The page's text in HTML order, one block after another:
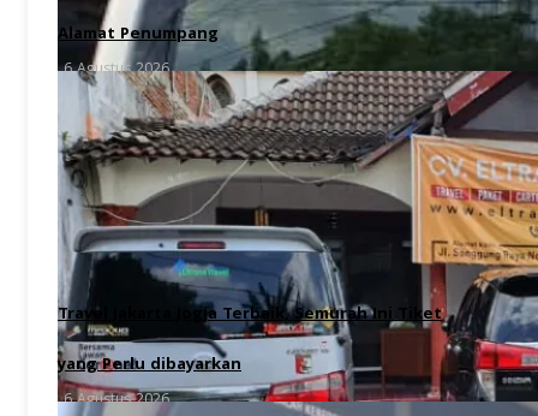
Alamat Penumpang
6 Agustus 2026
Travel Jakarta Jogja Terbaik, Semurah Ini Tiket
yang Perlu dibayarkan
6 Agustus 2026